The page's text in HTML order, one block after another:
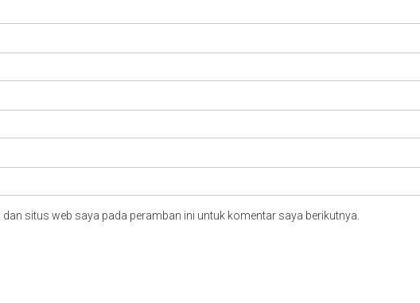
situs web saya pada peramban ini untuk komentar saya berikutnya.